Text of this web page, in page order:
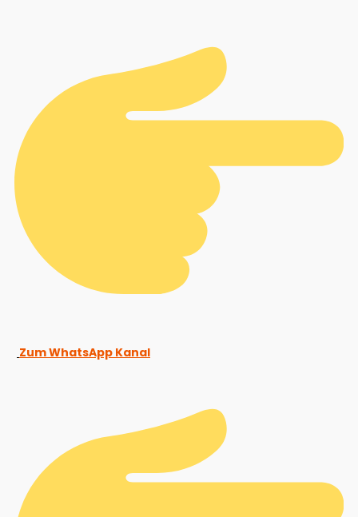
Zum WhatsApp Kanal